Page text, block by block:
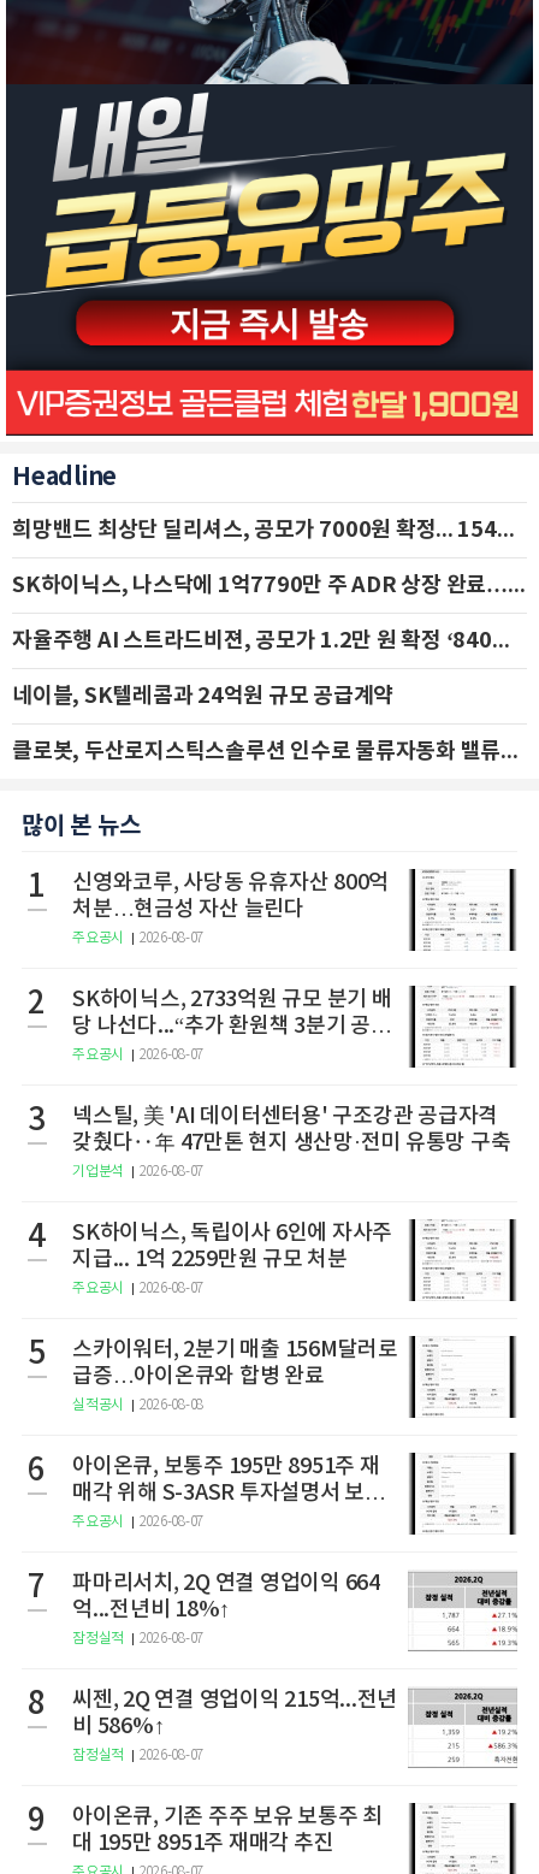
Headline
희망밴드 최상단 딜리셔스, 공모가 7000원 확정... 154억 규모 IPO 돌입
SK하이닉스, 나스닥에 1억7790만 주 ADR 상장 완료…29일 국내 추가 상장
자율주행 AI 스트라드비젼, 공모가 1.2만 원 확정 ‘840억 수혈’
네이블, SK텔레콤과 24억원 규모 공급계약
클로봇, 두산로지스틱스솔루션 인수로 물류자동화 밸류체인 확장 추진 - IBK투자증권
많이 본 뉴스
1
신영와코루, 사당동 유휴자산 800억
처분…현금성 자산 늘린다
주요공시 2026-08-07
2
SK하이닉스, 2733억원 규모 분기 배
당 나선다...“추가 환원책 3분기 공
개”
주요공시 2026-08-07
3
넥스틸, 美 'AI 데이터센터용' 구조강관 공급자격
갖췄다‥年 47만톤 현지 생산망·전미 유통망 구축
기업분석 2026-08-07
4
SK하이닉스, 독립이사 6인에 자사주
지급... 1억 2259만원 규모 처분
주요공시 2026-08-07
5
스카이워터, 2분기 매출 156M달러로
급증…아이온큐와 합병 완료
실적공시 2026-08-08
6
아이온큐, 보통주 195만 8951주 재
매각 위해 S-3ASR 투자설명서 보충
서 제출
주요공시 2026-08-07
7
파마리서치, 2Q 연결 영업이익 664
억...전년비 18%↑
잠정실적 2026-08-07
8
씨젠, 2Q 연결 영업이익 215억...전년
비 586%↑
잠정실적 2026-08-07
9
아이온큐, 기존 주주 보유 보통주 최
대 195만 8951주 재매각 추진